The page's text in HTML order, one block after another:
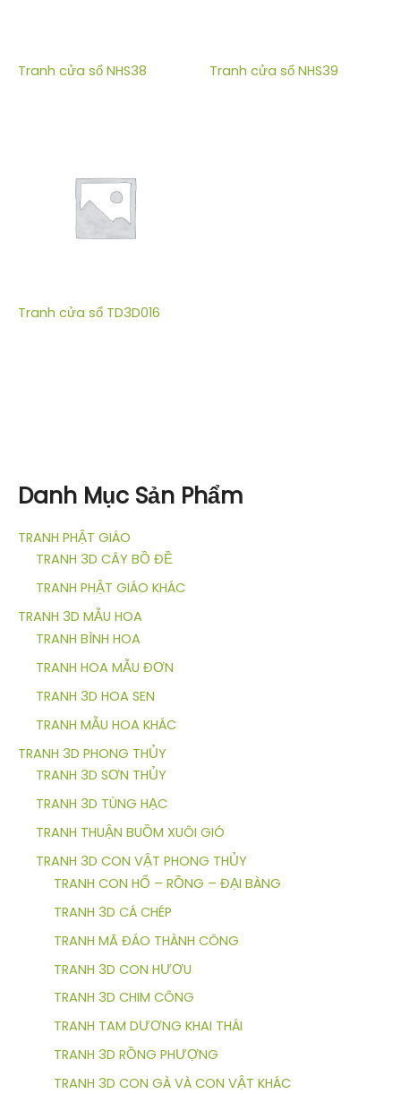
Danh Mục Sản Phẩm
TRANH PHẬT GIÁO
TRANH 3D CÂY BỒ ĐỀ
TRANH PHẬT GIÁO KHÁC
TRANH 3D MẪU HOA
TRANH BÌNH HOA
TRANH HOA MẪU ĐƠN
TRANH 3D HOA SEN
TRANH MẪU HOA KHÁC
TRANH 3D PHONG THỦY
TRANH 3D SƠN THỦY
TRANH 3D TÙNG HẠC
TRANH THUẬN BUỒM XUÔI GIÓ
TRANH 3D CON VẬT PHONG THỦY
TRANH CON HỔ – RỒNG – ĐẠI BÀNG
TRANH 3D CÁ CHÉP
TRANH MÃ ĐÁO THÀNH CÔNG
TRANH 3D CON HƯƠU
TRANH 3D CHIM CÔNG
TRANH TAM DƯƠNG KHAI THÁI
TRANH 3D RỒNG PHƯỢNG
TRANH 3D CON GÀ VÀ CON VẬT KHÁC
Tranh cửa sổ NHS38 Tranh cửa sổ NHS39
Tranh cửa sổ TD3D016